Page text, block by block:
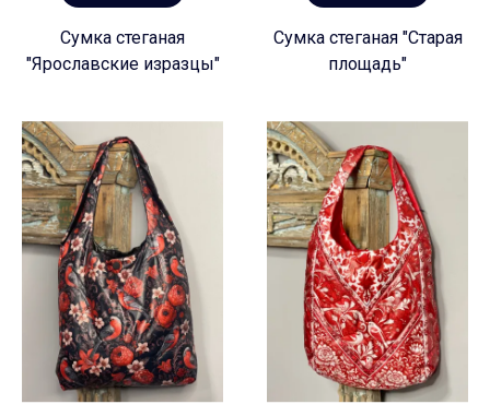
Сумка стеганая
"Ярославские изразцы"
Сумка стеганая "Старая
площадь"